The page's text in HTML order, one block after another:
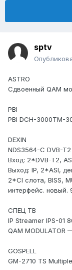
sptv
ASTRO
Сдвоенный QAM
PBI
PBI DCH-3000TM-
DEXIN
NDS3564-C DVB-
Вход: 2*DVB-T2,
Выход: IP, 2*ASI,
2*CI слота, BISS,
интерфейс. новый.
СПЕЦ ТВ
IP Streamer IPS-01
QAM MODULATOR
GOSPELL
GM-2710 TS